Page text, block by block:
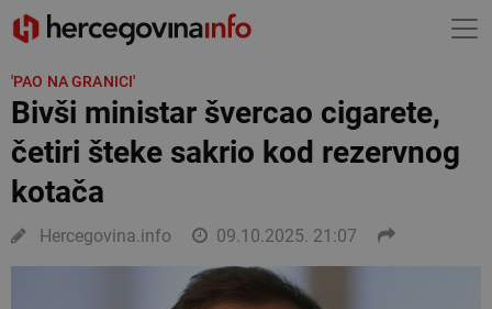
'PAO NA GRANICI'
Bivši ministar švercao cigarete,
četiri šteke sakrio kod rezervnog
kotača
Hercegovina.info 09.10.2025. 21:07